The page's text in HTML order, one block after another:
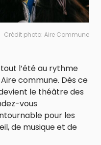
Crédit photo: Aire Commune
l’été au rythme
commune. Dès ce
le théâtre des
vous
pour les
de musique et de